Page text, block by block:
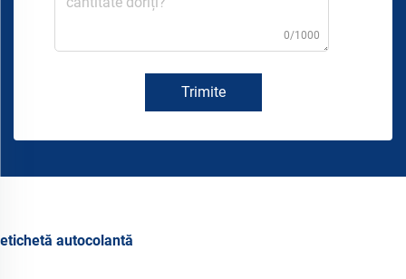
0/1000
Trimite
etichetă autocolantă